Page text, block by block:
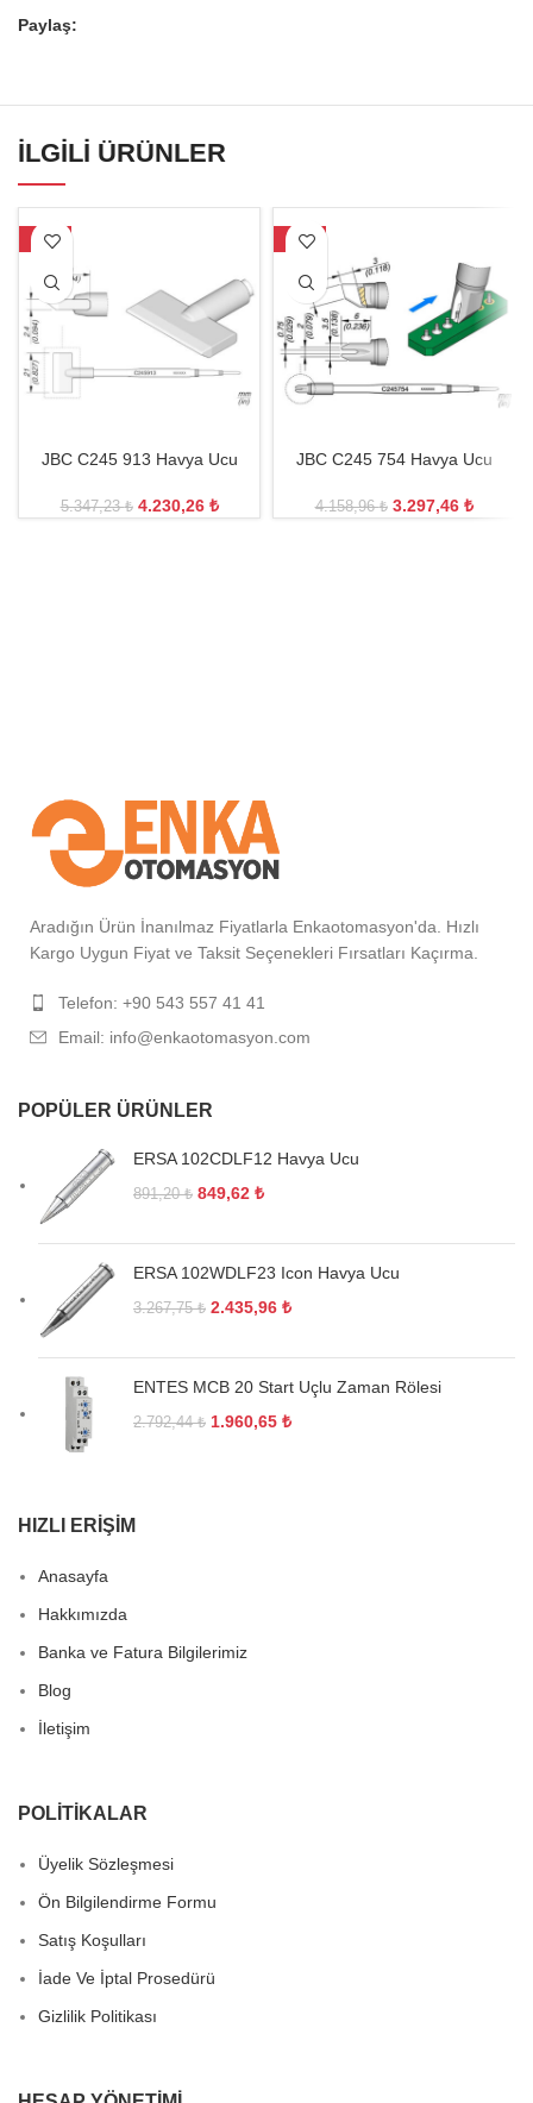
Paylaş:
İLGILI ÜRÜNLER
-21%
JBC C245 913 Havya Ucu
5.347,23₺ 4.230,26 ₺
-21%
JBC C245 754 Havya Ucu
4.158,96₺ 3.297,46 ₺
Aradığın Ürün İnanılmaz Fiyatlarla Enkaotomasyon'da. Hızlı
Kargo Uygun Fiyat ve Taksit Seçenekleri Fırsatları Kaçırma.
Telefon: +90 543 557 41 41
Email: info@enkaotomasyon.com
POPÜLER ÜRÜNLER
ERSA 102CDLF12 Havya Ucu
891,20₺ 849,62 ₺
ERSA 102WDLF23 Icon Havya Ucu
3.267,75₺ 2.435,96 ₺
ENTES MCB 20 Start Uçlu Zaman Rölesi
2.792,44₺ 1.960,65 ₺
HIZLI ERIŞIM
Anasayfa
Hakkımızda
Banka ve Fatura Bilgilerimiz
Blog
İletişim
POLITIKALAR
Üyelik Sözleşmesi
Ön Bilgilendirme Formu
Satış Koşulları
İade Ve İptal Prosedürü
Gizlilik Politikası